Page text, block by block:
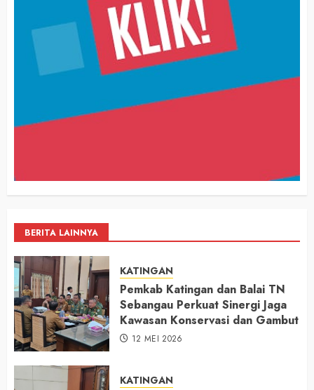
BERITA LAINNYA
KATINGAN
Pemkab Katingan dan Balai TN
Sebangau Perkuat Sinergi Jaga
Kawasan Konservasi dan Gambut
12 MEI 2026
KATINGAN